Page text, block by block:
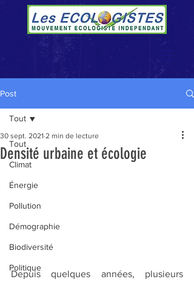
Post
Tout
Climat
Énergie
Pollution
Démographie
Biodiversité
Politique
Tout
Densité urbaine et écologie
30 sept. 2021 2 min de lecture
Depuis quelques années, plusieurs